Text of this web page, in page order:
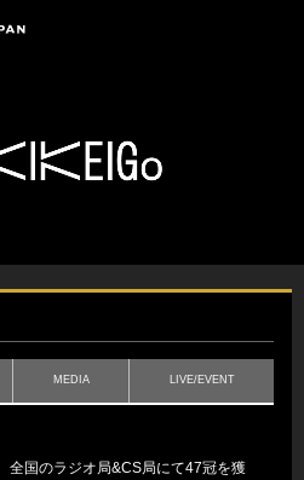
MEDIA LIVE/EVENT
全国のラジオ局&CS局にて47冠を獲